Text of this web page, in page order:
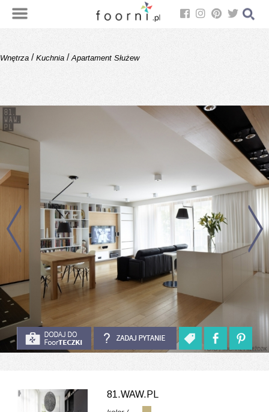
Wnętrza / Kuchnia / Apartament Służew
81.WAW.PL